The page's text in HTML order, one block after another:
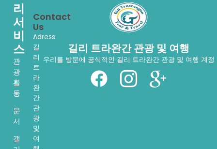
길리 트라완간 관광 및 여행
우리를 방문에 공식적인 길리 트라완간 관광 및 여행 계정
리
서
비
스
관
광
활
동
문
서
갤
Contact
Us
Adress:
길
리
트
라
완
간
관
광
및
여